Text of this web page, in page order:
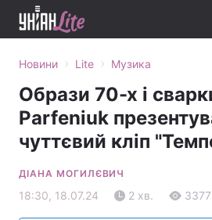
Новини › Lite › Музика
Образи 70-х і
Parfeniuk
чуттєвий кліп
ДІАНА МОГИЛЄВИЧ
18:30, 18.07.24 2 хв. 3377